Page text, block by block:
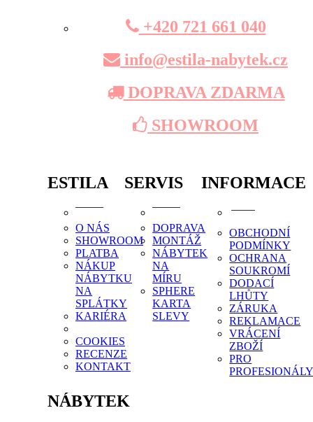
+420 721 661 040
info@estila-nabytek.cz
DOPRAVA ZDARMA
SHOWROOM
ESTILA
O NÁS
SHOWROOM
PLATBA
NÁKUP
NÁBYTKU
NA
SPLÁTKY
KARIÉRA
COOKIES
RECENZE
KONTAKT
SERVIS
DOPRAVA
MONTÁŽ
NÁBYTEK
NA
MÍRU
SPHERE
KARTA
SLEVY
INFORMACE
OBCHODNÍ
PODMÍNKY
OCHRANA
SOUKROMÍ
DODACÍ
LHŮTY
ZÁRUKA
REKLAMACE
VRÁCENÍ
ZBOŽÍ
PRO
NÁBYTEK